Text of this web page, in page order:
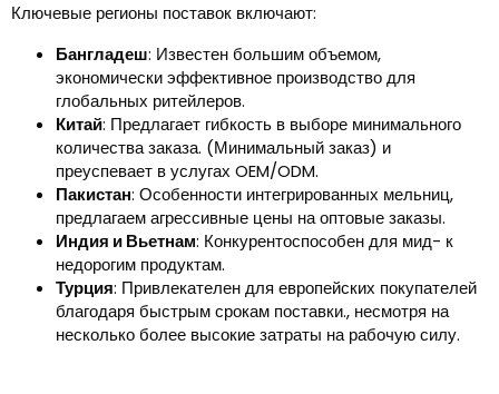
Ключевые регионы поставок включают:
Бангладеш: Известен большим объемом,
экономически эффективное производство для
глобальных ритейлеров.
Китай: Предлагает гибкость в выборе минимального
количества заказа. (Минимальный заказ) и
преуспевает в услугах OEM/ODM.
Пакистан: Особенности интегрированных мельниц,
предлагаем агрессивные цены на оптовые заказы.
Индия и Вьетнам: Конкурентоспособен для мид- к
недорогим продуктам.
Турция: Привлекателен для европейских покупателей
благодаря быстрым срокам поставки., несмотря на
несколько более высокие затраты на рабочую силу.